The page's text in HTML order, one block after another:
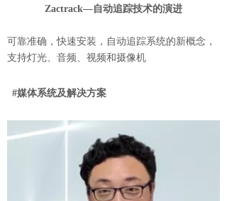
Zactrack—自动追踪技术的演进
可靠准确，快速安装，自动追踪系统的新概念，
支持灯光、音频、视频和摄像机
#媒体系统及解决方案